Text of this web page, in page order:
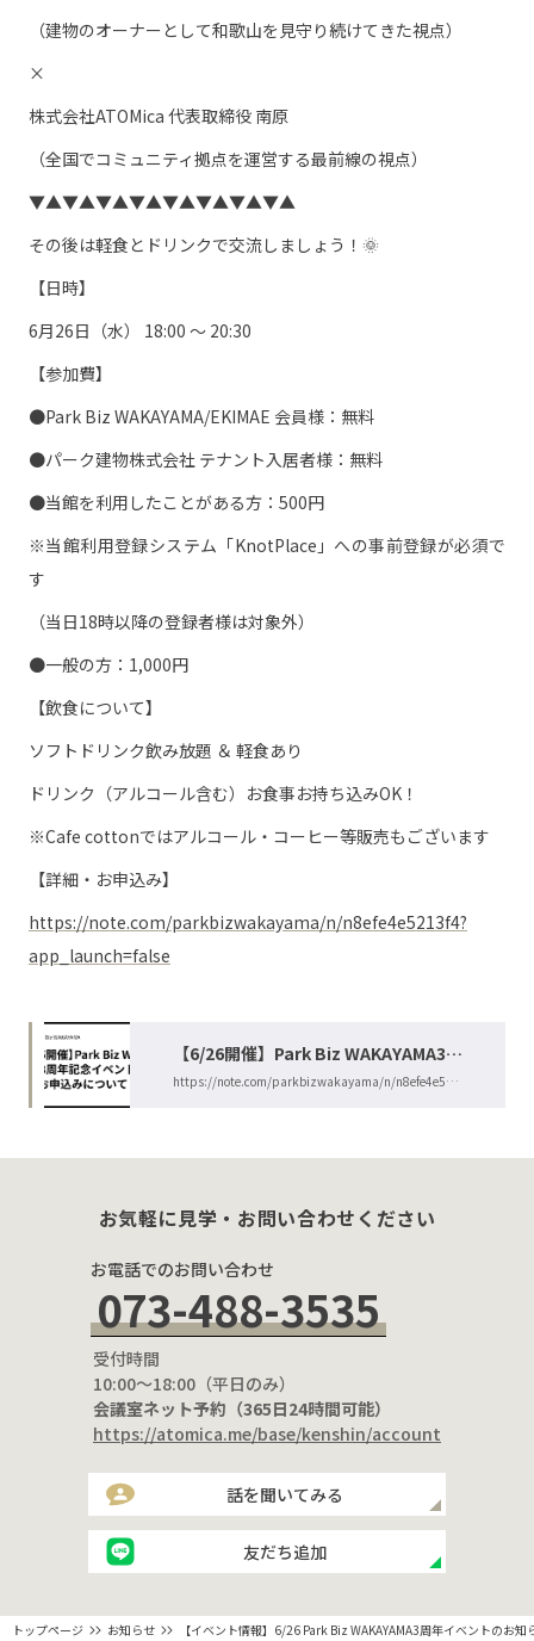
（建物のオーナーとして和歌山を見守り続けてきた視点）
×
株式会社ATOMica 代表取締役 南原
（全国でコミュニティ拠点を運営する最前線の視点）
▼▲▼▲▼▲▼▲▼▲▼▲▼▲▼▲
その後は軽食とドリンクで交流しましょう！🌞
【日時】
6月26日（水） 18:00 〜 20:30
【参加費】
●Park Biz WAKAYAMA/EKIMAE 会員様：無料
●パーク建物株式会社 テナント入居者様：無料
●当館を利用したことがある方：500円
※当館利用登録システム「KnotPlace」への事前登録が必須で
す
（当日18時以降の登録者様は対象外）
●一般の方：1,000円
【飲食について】
ソフトドリンク飲み放題 ＆ 軽食あり
ドリンク（アルコール含む）お食事お持ち込みOK！
※Cafe cottonではアルコール・コーヒー等販売もございます
【詳細・お申込み】
https://note.com/parkbizwakayama/n/n8efe4e5213f4?
app_launch=false
【6/26開催】Park Biz WAKAYAMA3周
年記念イベントの概要とお申込みにつ
https://note.com/parkbizwakayama/n/n8efe4e5213f4?
お気軽に見学・お問い合わせください
お電話でのお問い合わせ
073-488-3535
受付時間
10:00〜18:00（平日のみ）
会議室ネット予約（365日24時間可能）
https://atomica.me/base/kenshin/account
話を聞いてみる
友だち追加
トップページ お知らせ 【イベント情報】6/26 Park Biz WAKAYAMA3周年イベントのお知